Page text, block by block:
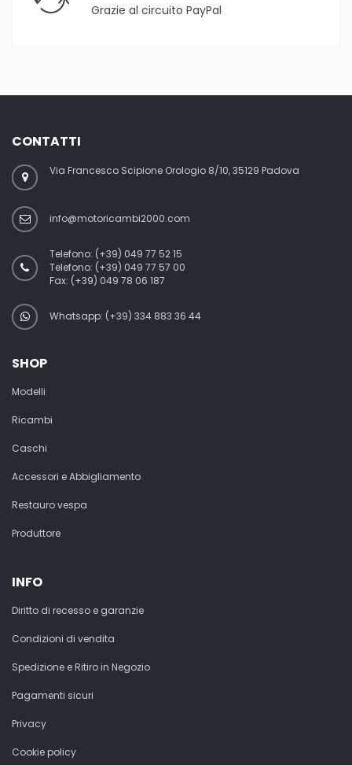
Grazie al circuito PayPal
CONTATTI
Via Francesco Scipione Orologio 8/10, 35129 Padova
info@motoricambi2000.com
Telefono: (+39) 049 77 52 15
Telefono: (+39) 049 77 57 00
Fax: (+39) 049 78 06 187
Whatsapp: (+39) 334 883 36 44
SHOP
Modelli
Ricambi
Caschi
Accessori e Abbigliamento
Restauro vespa
Produttore
INFO
Diritto di recesso e garanzie
Condizioni di vendita
Spedizione e Ritiro in Negozio
Pagamenti sicuri
Privacy
Cookie policy